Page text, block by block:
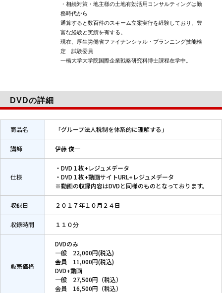
・相続対策・地主様の土地有効活用コンサルティングは勤
務時代から
通算すると数百件のスキーム立案実行を経験しており、豊
富な経験と実績を有する。
現在、厚生労働省ファイナンシャル・プランニング技能検
定 試験委員
一橋大学大学院国際企業戦略研究科博士課程在学中。
DVDの詳細
商品名 「グループ法人税制を体系的に理解する」
講師 伊藤 俊一
仕様
・DVD１枚+レジュメデータ
・DVD１枚+動画サイトURL+レジュメデータ
※動画の収録内容はDVDと同様のものとなっております。
収録日 ２０１７年１０月２４日
収録時間 １１０分
販売価格
DVDのみ
一般 22,000円(税込)
会員 11,000円(税込)
DVD+動画
一般 27,500円（税込）
会員 16,500円（税込）